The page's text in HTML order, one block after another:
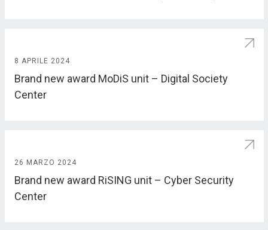
8 APRILE 2024
Brand new award MoDiS unit – Digital Society
Center
26 MARZO 2024
Brand new award RiSING unit – Cyber Security
Center